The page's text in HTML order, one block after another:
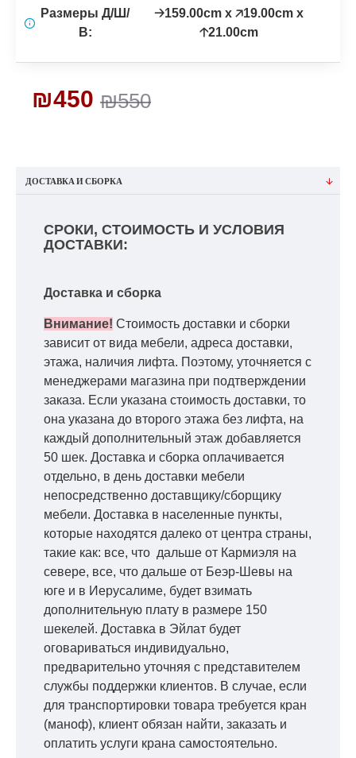
₪550
₪450
Размеры Д/Ш/
В:
🡢159.00cm x 🡥19.00cm x
🡡21.00cm
ДОСТАВКА И СБОРКА
СРОКИ, СТОИМОСТЬ И УСЛОВИЯ
ДОСТАВКИ:
Доставка и сборка
Внимание! Стоимость доставки и сборки
зависит от вида мебели, адреса доставки,
этажа, наличия лифта. Поэтому, уточняется с
менеджерами магазина при подтверждении
заказа. Если указана стоимость доставки, то
она указана до второго этажа без лифта, на
каждый дополнительный этаж добавляется
50 шек. Доставка и сборка оплачивается
отдельно, в день доставки мебели
непосредственно доставщику/сборщику
мебели. Доставка в населенные пункты,
которые находятся далеко от центра страны,
такие как: все, что дальше от Кармиэля на
севере, все, что дальше от Беэр-Шевы на
юге и в Иерусалиме, будет взимать
дополнительную плату в размере 150
шекелей. Доставка в Эйлат будет
оговариваться индивидуально,
предварительно уточняя с представителем
службы поддержки клиентов. В случае, если
для транспортировки товара требуется кран
(маноф), клиент обязан найти, заказать и
оплатить услуги крана самостоятельно.